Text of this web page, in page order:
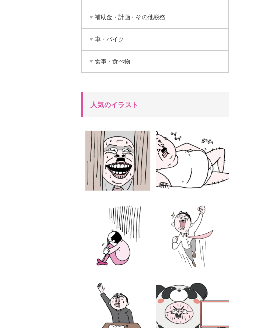
補助金・計画・その他税務
車・バイク
食事・食べ物
人気のイラスト